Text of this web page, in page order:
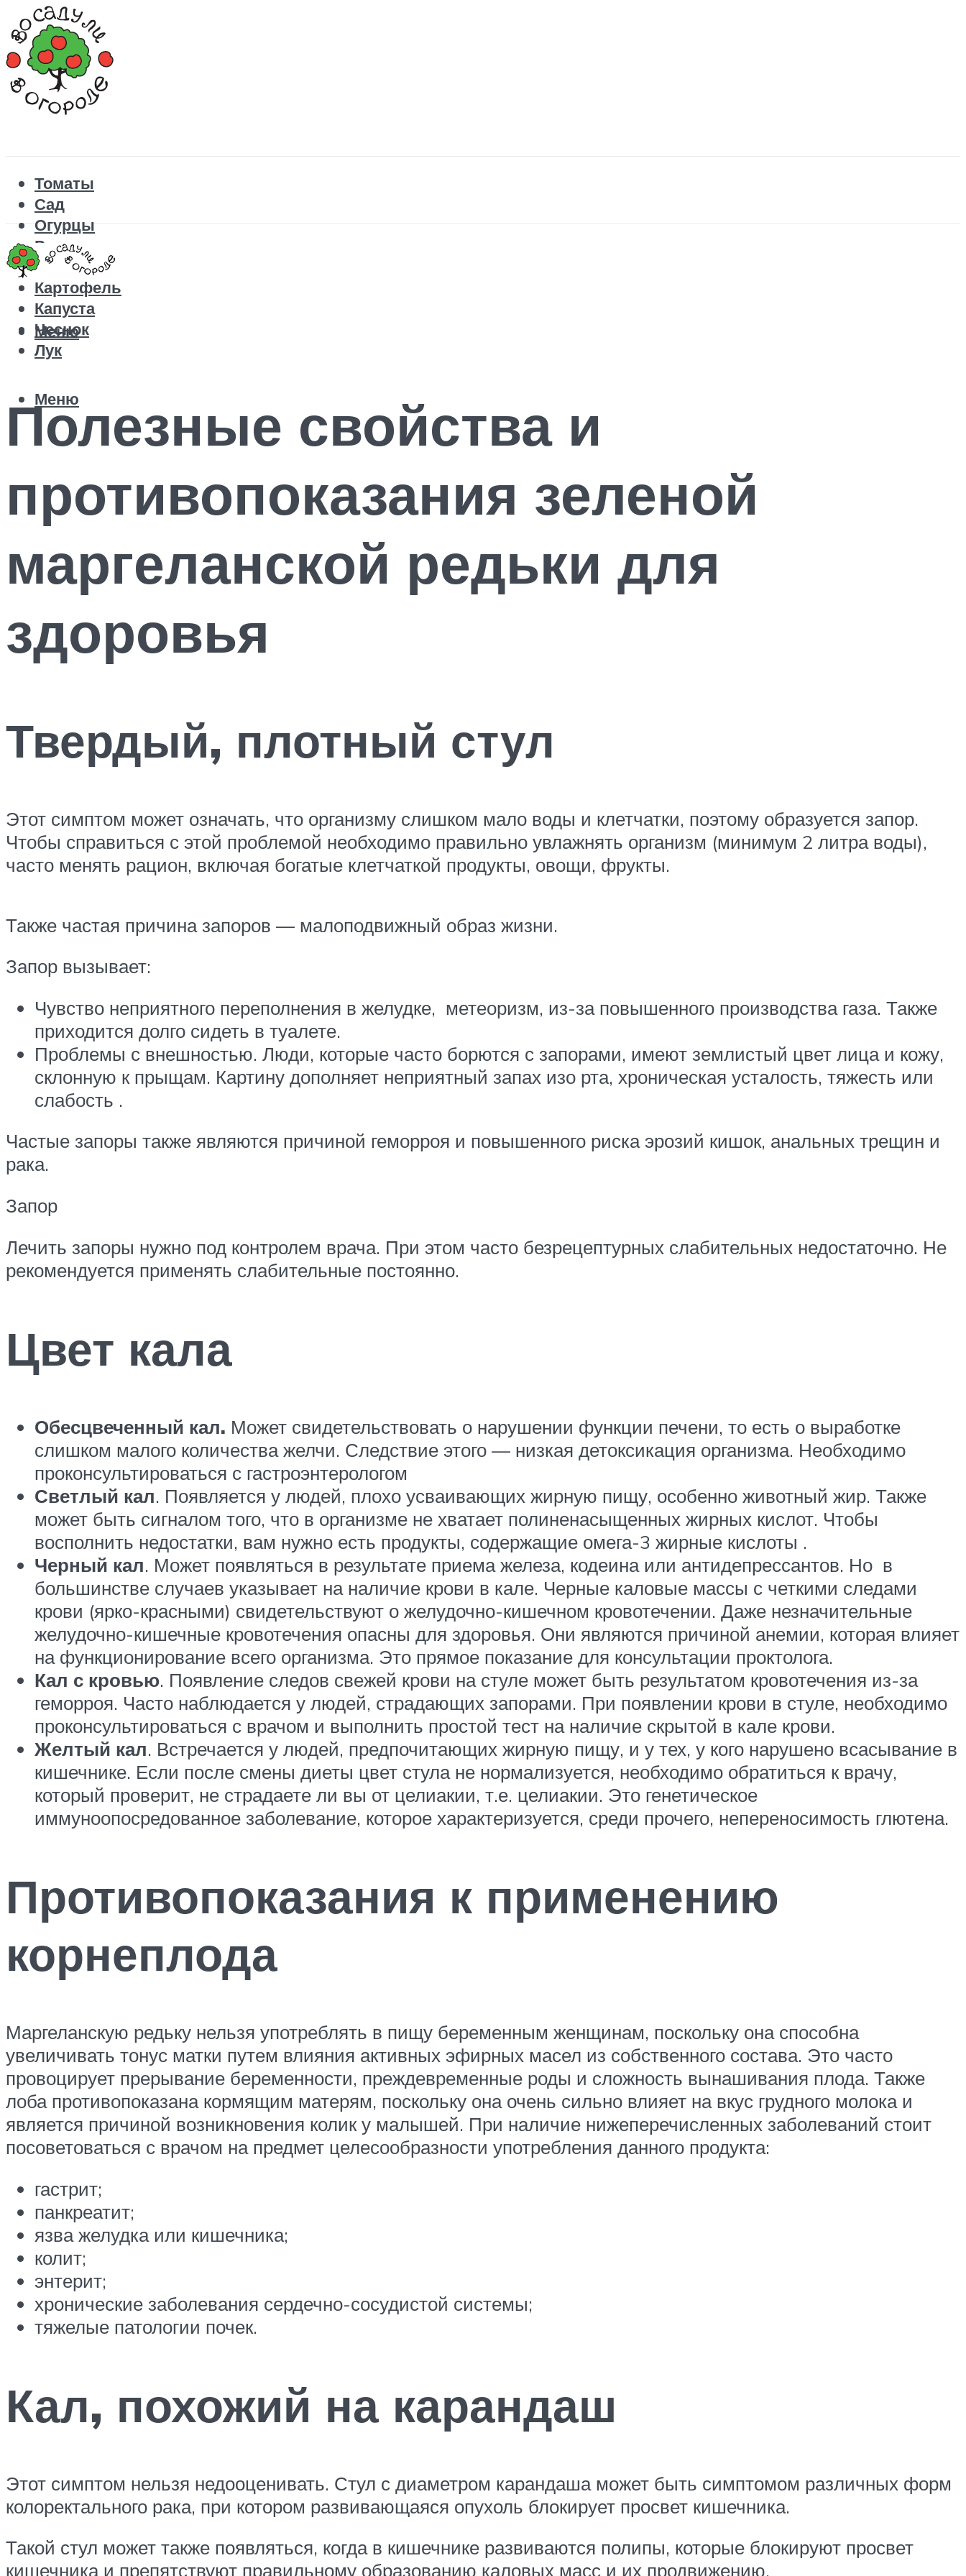
Томаты
Сад
Огурцы
Рецепты
Перец
Картофель
Капуста
Чеснок
Лук
Меню
Меню
Полезные свойства и
противопоказания зеленой
маргеланской редьки для
здоровья
Твердый, плотный стул
Этот симптом может означать, что организму слишком мало воды и клетчатки, поэтому образуется запор.
Чтобы справиться с этой проблемой необходимо правильно увлажнять организм (минимум 2 литра воды),
часто менять рацион, включая богатые клетчаткой продукты, овощи, фрукты.
Также частая причина запоров — малоподвижный образ жизни.
Запор вызывает:
Чувство неприятного переполнения в желудке, метеоризм, из-за повышенного производства газа. Также
приходится долго сидеть в туалете.
Проблемы с внешностью. Люди, которые часто борются с запорами, имеют землистый цвет лица и кожу,
склонную к прыщам. Картину дополняет неприятный запах изо рта, хроническая усталость, тяжесть или
слабость .
Частые запоры также являются причиной геморроя и повышенного риска эрозий кишок, анальных трещин и
рака.
Запор
Лечить запоры нужно под контролем врача. При этом часто безрецептурных слабительных недостаточно. Не
рекомендуется применять слабительные постоянно.
Цвет кала
Обесцвеченный кал. Может свидетельствовать о нарушении функции печени, то есть о выработке
слишком малого количества желчи. Следствие этого — низкая детоксикация организма. Необходимо
проконсультироваться с гастроэнтерологом
Светлый кал. Появляется у людей, плохо усваивающих жирную пищу, особенно животный жир. Также
может быть сигналом того, что в организме не хватает полиненасыщенных жирных кислот. Чтобы
восполнить недостатки, вам нужно есть продукты, содержащие омега-3 жирные кислоты .
Черный кал. Может появляться в результате приема железа, кодеина или антидепрессантов. Но в
большинстве случаев указывает на наличие крови в кале. Черные каловые массы с четкими следами
крови (ярко-красными) свидетельствуют о желудочно-кишечном кровотечении. Даже незначительные
желудочно-кишечные кровотечения опасны для здоровья. Они являются причиной анемии, которая влияет
на функционирование всего организма. Это прямое показание для консультации проктолога.
Кал с кровью. Появление следов свежей крови на стуле может быть результатом кровотечения из-за
геморроя. Часто наблюдается у людей, страдающих запорами. При появлении крови в стуле, необходимо
проконсультироваться с врачом и выполнить простой тест на наличие скрытой в кале крови.
Желтый кал. Встречается у людей, предпочитающих жирную пищу, и у тех, у кого нарушено всасывание в
кишечнике. Если после смены диеты цвет стула не нормализуется, необходимо обратиться к врачу,
который проверит, не страдаете ли вы от целиакии, т.е. целиакии. Это генетическое
иммуноопосредованное заболевание, которое характеризуется, среди прочего, непереносимость глютена.
Противопоказания к применению
корнеплода
Маргеланскую редьку нельзя употреблять в пищу беременным женщинам, поскольку она способна
увеличивать тонус матки путем влияния активных эфирных масел из собственного состава. Это часто
провоцирует прерывание беременности, преждевременные роды и сложность вынашивания плода. Также
лоба противопоказана кормящим матерям, поскольку она очень сильно влияет на вкус грудного молока и
является причиной возникновения колик у малышей. При наличие нижеперечисленных заболеваний стоит
посоветоваться с врачом на предмет целесообразности употребления данного продукта:
гастрит;
панкреатит;
язва желудка или кишечника;
колит;
энтерит;
хронические заболевания сердечно-сосудистой системы;
тяжелые патологии почек.
Кал, похожий на карандаш
Этот симптом нельзя недооценивать. Стул с диаметром карандаша может быть симптомом различных форм
колоректального рака, при котором развивающаяся опухоль блокирует просвет кишечника.
Такой стул может также появляться, когда в кишечнике развиваются полипы, которые блокируют просвет
кишечника и препятствуют правильному образованию каловых масс и их продвижению.